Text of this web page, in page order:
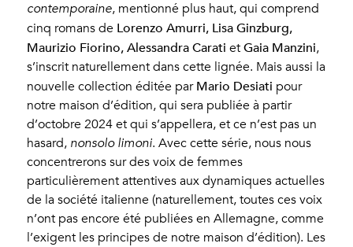
contemporaine, mentionné plus haut, qui comprend
cinq romans de Lorenzo Amurri, Lisa Ginzburg,
Maurizio Fiorino, Alessandra CaratietGaia Manzini,
s’inscrit naturellement dans cette lignée. Mais aussi la
nouvelle collection éditée par Mario Desiati pour
notre maison d’édition, qui sera publiée à partir
d’octobre 2024 et qui s’appellera, et ce n’est pas un
hasard, nonsolo limoni. Avec cette série, nous nous
concentrerons sur des voix de femmes
particulièrement attentives aux dynamiques actuelles
de la société italienne (naturellement, toutes ces voix
n’ont pas encore été publiées en Allemagne, comme
l’exigent les principes de notre maison d’édition). Les